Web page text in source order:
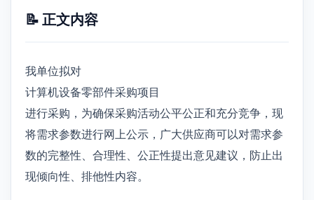
📝 正文内容
我单位拟对
计算机设备零部件采购项目
进行采购，为确保采购活动公平公正和充分竞争，现
将需求参数进行网上公示，广大供应商可以对需求参
数的完整性、合理性、公正性提出意见建议，防止出
现倾向性、排他性内容。